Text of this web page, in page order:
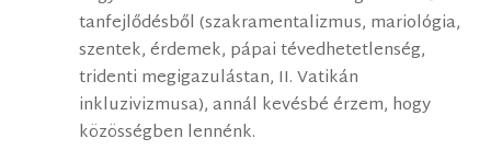
tanfejlődésből (szakramentalizmus, mariológia,
szentek, érdemek, pápai tévedhetetlenség,
tridenti megigazulástan, II. Vatikán
inkluzivizmusa), annál kevésbé érzem, hogy
közösségben lennénk.